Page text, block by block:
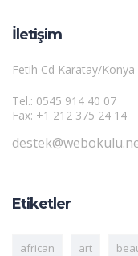
İletişim
Fetih Cd Karatay/Konya
Tel.: 0545 914 40 07
Fax: +1 212 375 24 14
Etiketler
african art